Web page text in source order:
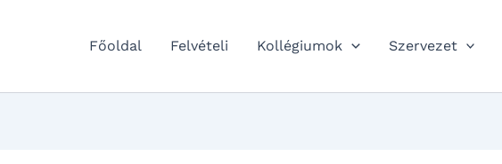
Főoldal Felvételi Kollégiumok Szervezet